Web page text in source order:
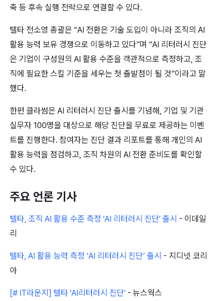
축 등 후속 실행 전략으로 연결할 수 있다.
텔타 전소영 총괄은 “AI 전환은 기술 도입이 아니라 조직의 AI
활용 능력 보유 경쟁으로 이동하고 있다”며 “AI 리터러시 진단
은 기업이 구성원의 AI 활용 수준을 객관적으로 측정하고, 조
직에 필요한 스킬 기준을 세우는 첫 출발점이 될 것”이라고 말
했다.
한편 클라썸은 AI 리터러시 진단 출시를 기념해, 기업 및 기관
실무자 100명을 대상으로 해당 진단을 무료로 제공하는 이벤
트를 진행한다. 참여자는 진단 결과 리포트를 통해 개인의 AI
활용 능력을 점검하고, 조직 차원의 AI 전환 준비도를 확인할
수 있다.
주요 언론 기사
텔타, 조직 AI 활용 수준 측정 'AI 리터러시 진단' 출시 - 이데일
리
텔타, AI 활용 능력 측정 ‘AI 리터러시 진단’ 출시 - 지디넷 코리
아
[# IT라운지] 텔타 'AI리터러시 진단' - 뉴스웍스